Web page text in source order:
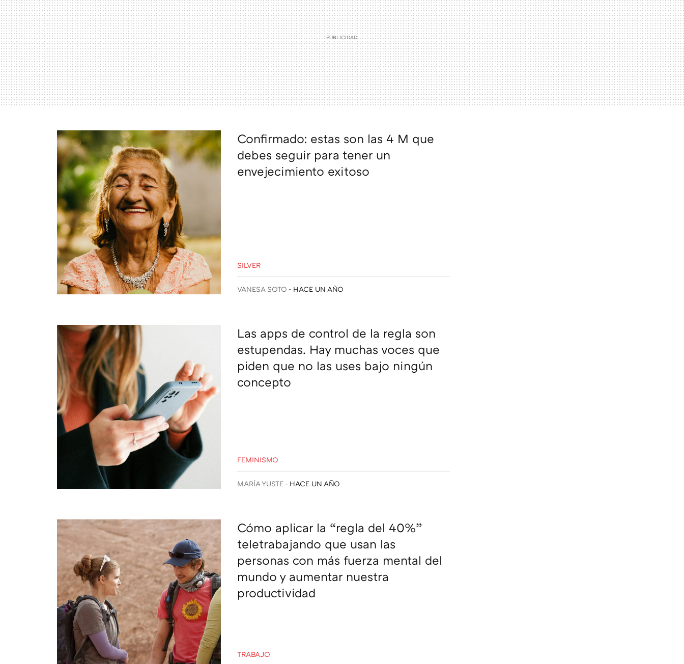
Confirmado: estas son las 4 M que
debes seguir para tener un
envejecimiento exitoso
SILVER
VANESA SOTO HACE UN AÑO
Las apps de control de la regla son
estupendas. Hay muchas voces que
piden que no las uses bajo ningún
concepto
FEMINISMO
MARÍA YUSTE HACE UN AÑO
Cómo aplicar la “regla del 40%”
teletrabajando que usan las
personas con más fuerza mental del
mundo y aumentar nuestra
productividad
TRABAJO